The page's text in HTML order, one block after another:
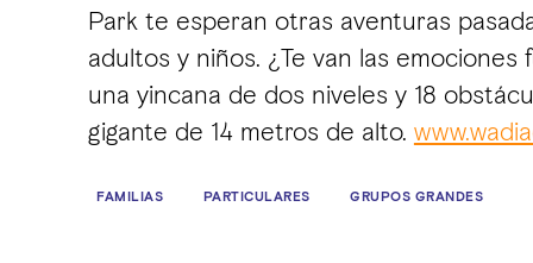
Park te esperan otras aventuras
adultos y niños. ¿Te van las
una yincana de dos niveles y 18
gigante de 14 metros de alto.
FAMILIAS PARTICULARES GRUPOS GRANDES